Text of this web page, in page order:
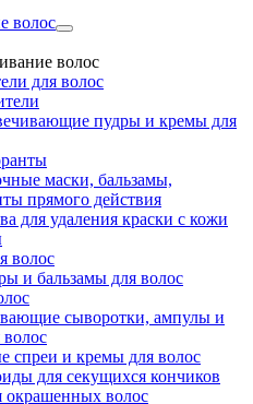
волос
волос
для волос
пудры и кремы для
маски, бальзамы,
прямого действия
для удаления краски с кожи
волос
и бальзамы для волос
сыворотки, ампулы и
спреи и кремы для волос
для секущихся кончиков
окрашенных волос